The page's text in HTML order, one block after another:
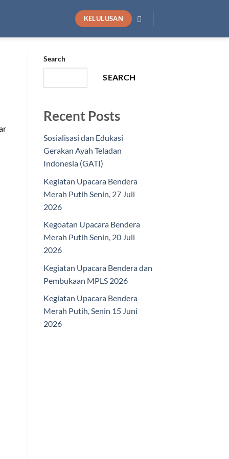
KELULUSAN
Search
SEARCH
Recent Posts
Sosialisasi dan Edukasi
Gerakan Ayah Teladan
Indonesia (GATI)
Kegiatan Upacara Bendera
Merah Putih Senin, 27 Juli
2026
Kegoatan Upacara Bendera
Merah Putih Senin, 20 Juli
2026
Kegiatan Upacara Bendera dan
Pembukaan MPLS 2026
Kegiatan Upacara Bendera
Merah Putih, Senin 15 Juni
2026